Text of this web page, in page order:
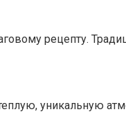
рецепту.
уникальную